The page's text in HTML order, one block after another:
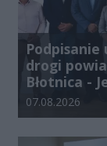
drogi
Błotnica -
Data dodania
07.08.2026